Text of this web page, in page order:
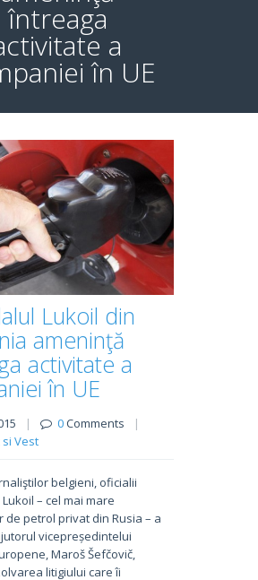
întreaga
a
în UE
Lukoil din
ameninţă
activitate a
în UE
| 0Comments
|
Vest
belgieni, oficialii
– cel mai mare
de petrol privat din Rusia – a
vicepreședintelui
Maroš Šefčovič,
litigiului care îi